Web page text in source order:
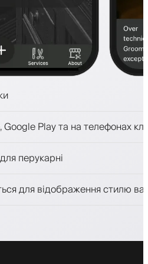
за допомогою програми
Play та на телефонах
перукарні
для відображення стилю